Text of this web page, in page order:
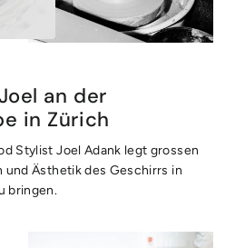
an der
in Zürich
Stylist Joel Adank legt grossen
und Ästhetik des Geschirrs in
bringen.